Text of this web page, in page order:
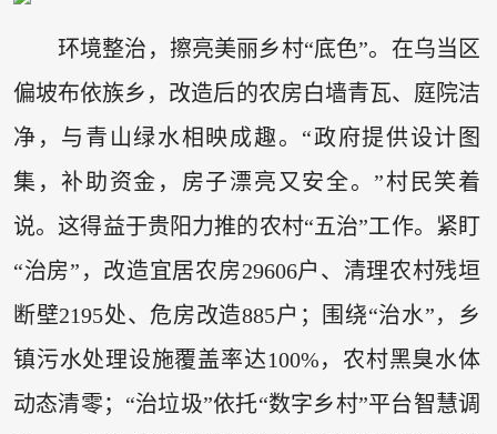
环境整治，擦亮美丽乡村“底色”。在乌当区
偏坡布依族乡，改造后的农房白墙青瓦、庭院洁
净，与青山绿水相映成趣。“政府提供设计图
集，补助资金，房子漂亮又安全。”村民笑着
说。这得益于贵阳力推的农村“五治”工作。紧盯
“治房”，改造宜居农房29606户、清理农村残垣
断壁2195处、危房改造885户；围绕“治水”，乡
镇污水处理设施覆盖率达100%，农村黑臭水体
动态清零；“治垃圾”依托“数字乡村”平台智慧调